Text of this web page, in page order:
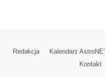
Redakcja Kalendarz
Kontakt